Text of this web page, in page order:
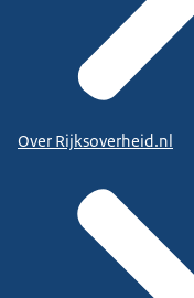
Over Rijksoverheid.nl